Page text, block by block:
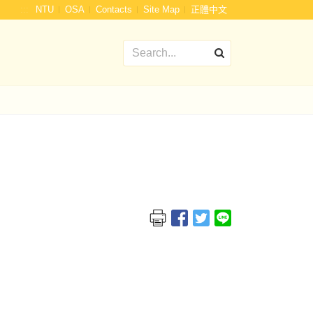
::: NTU OSA Contacts Site Map 正體中文